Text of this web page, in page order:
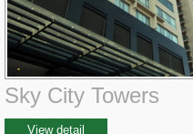
Sky City Towers
View detail